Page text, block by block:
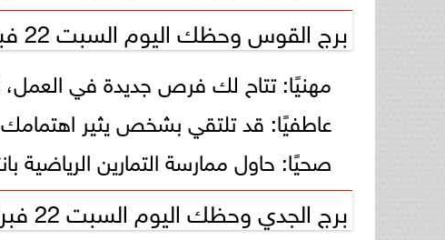
برج القوس وحظك اليوم السبت 22 فبراير 2025
مهنيًا: تتاح لك فرص جديدة في العمل،
عاطفيًا: قد تلتقي بشخص يثير اهتمامك
صحيًا: حاول ممارسة التمارين الرياضية
برج الجدي وحظك اليوم السبت 22 فبراير 2025